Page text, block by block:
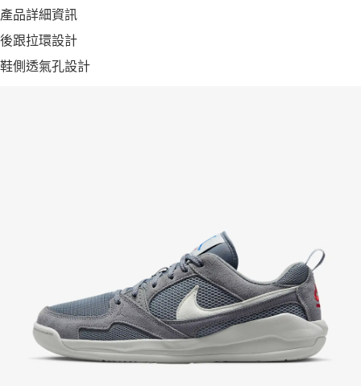
產品詳細資訊
後跟拉環設計
鞋側透氣孔設計